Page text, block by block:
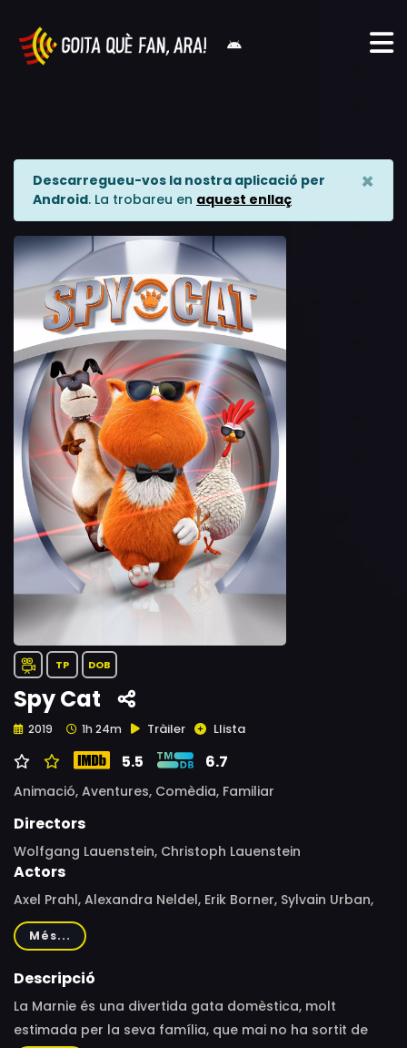
Descarregueu-vos la nostra aplicació per
Android. La trobareu en aquest enllaç
×
TP DOB
Spy Cat
2019 1h 24m Tràiler Llista
5.5 6.7
Animació, Aventures, Comèdia, Familiar
Directors
Wolfgang Lauenstein, Christoph Lauenstein
Actors
Axel Prahl, Alexandra Neldel, Erik Borner, Sylvain Urban,
Obada Adnan, Addison Rae, Susan Tackenberg, Alison
Paule-Rippier, Mark Rossman, Andy Valvur, Mike
McAlpine, Tony Clark
Més...
Descripció
La Marnie és una divertida gata domèstica, molt
estimada per la seva família, que mai no ha sortit de